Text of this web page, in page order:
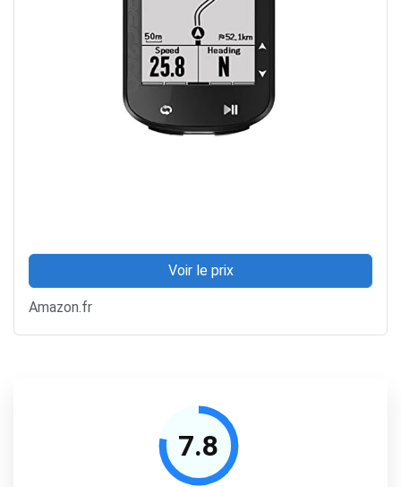
Voir le prix
Amazon.fr
7.8